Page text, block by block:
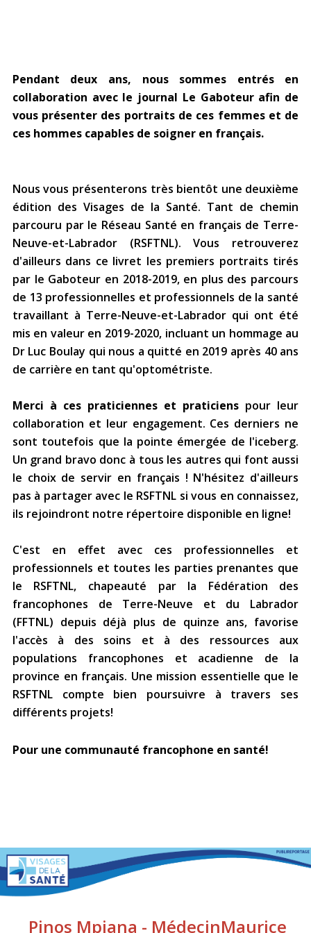
Assemblée générale annuelle
La Charte canadienne des droits et libertés
Lois fréquemment consultées
Acheter un véhicule neuf ou d'occasion ou
louer sur le long terme (leasing) un véhicule
Législation spéciale Covid-19
L'Aide juridique à Terre-Neuve-et-
Labrador
Bureaux de l'Aide juridique de Terre-Neuve-
et-Labrador
Activités
Offres Actives
Santé mentale et dépendances
Société Santé en français (SSF)
Passeport Santé
Répertoire des professionnels de santé
Visages de la santé
Pinos Mpiana
Allison Chaytor
Maurice Nzoyamara
Lee Trowbridge
Randy Follet
Skye Fisher
Pamela Tucker
Brian Kizner
Marc-Alexandre Mestres
Stacy Smith
Nancy Dillon
Clare Halleran
Programmes et services du gouvernement
provincial
Ressources linguistiques pour la
communication en santé
Carte des services en français
Pendant deux ans, nous sommes entrés en
collaboration avec le journal Le Gaboteur afin de
vous présenter des portraits de ces femmes et de
ces hommes capables de soigner en français.
Nous vous présenterons très bientôt une deuxième
édition des Visages de la Santé. Tant de chemin
parcouru par le Réseau Santé en français de Terre-
Neuve-et-Labrador (RSFTNL). Vous retrouverez
d'ailleurs dans ce livret les premiers portraits tirés
par le Gaboteur en 2018-2019, en plus des parcours
de 13 professionnelles et professionnels de la santé
travaillant à Terre-Neuve-et-Labrador qui ont été
mis en valeur en 2019-2020, incluant un hommage au
Dr Luc Boulay qui nous a quitté en 2019 après 40 ans
de carrière en tant qu'optométriste.
Merci à ces praticiennes et praticiens pour leur
collaboration et leur engagement. Ces derniers ne
sont toutefois que la pointe émergée de l'iceberg.
Un grand bravo donc à tous les autres qui font aussi
le choix de servir en français ! N'hésitez d'ailleurs
pas à partager avec le RSFTNL si vous en connaissez,
ils rejoindront notre répertoire disponible en ligne!
C'est en effet avec ces professionnelles et
professionnels et toutes les parties prenantes que
le RSFTNL, chapeauté par la Fédération des
francophones de Terre-Neuve et du Labrador
(FFTNL) depuis déjà plus de quinze ans, favorise
l'accès à des soins et à des ressources aux
populations francophones et acadienne de la
province en français. Une mission essentielle que le
RSFTNL compte bien poursuivre à travers ses
différents projets!
Pour une communauté francophone en santé!
Pinos Mpiana - MédecinMaurice